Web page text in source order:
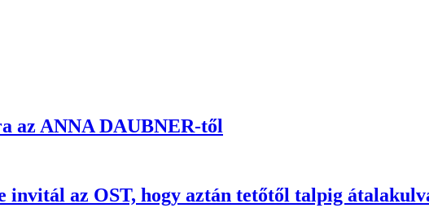
az ANNA DAUBNER-től
invitál az OST, hogy aztán tetőtől talpig